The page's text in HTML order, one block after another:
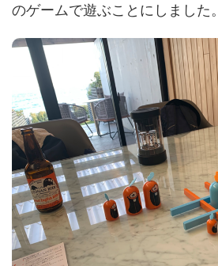
のゲームで遊ぶことにしました。